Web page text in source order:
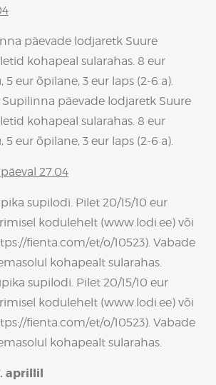
päevade lodjaretk Suure
kohapeal sularahas. 8 eur
5 eur õpilane, 3 eur laps (2-6 a).
Supilinna päevade lodjaretk Suure
kohapeal sularahas. 8 eur
5 eur õpilane, 3 eur laps (2-6 a).
27.04
supilodi. Pilet 20/15/10 eur
kodulehelt (www.lodi.ee) või
fienta.com/et/o/10523). Vabade
kohapealt sularahas.
supilodi. Pilet 20/15/10 eur
kodulehelt (www.lodi.ee) või
fienta.com/et/o/10523). Vabade
kohapealt sularahas.
aprillil